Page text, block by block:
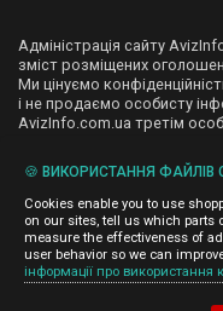
Адміністрація сайту
зміст розміщених
Ми цінуємо
і не продаємо особисту
AvizInfo.com.ua третім
деяких сторінках нашого
Adsense Advertising
правила конфіденційності
🍪 ВИКОРИСТАННЯ ФАЙЛІВ
Cookies enable you to use
on our sites, tell us which parts
measure the effectiveness of
user behavior so we can
інформації про використання